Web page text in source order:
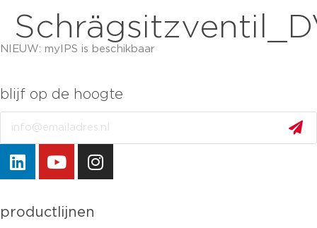
NIEUW: myIPS is beschikbaar
sluiten
blijf op de hoogte
productlijnen